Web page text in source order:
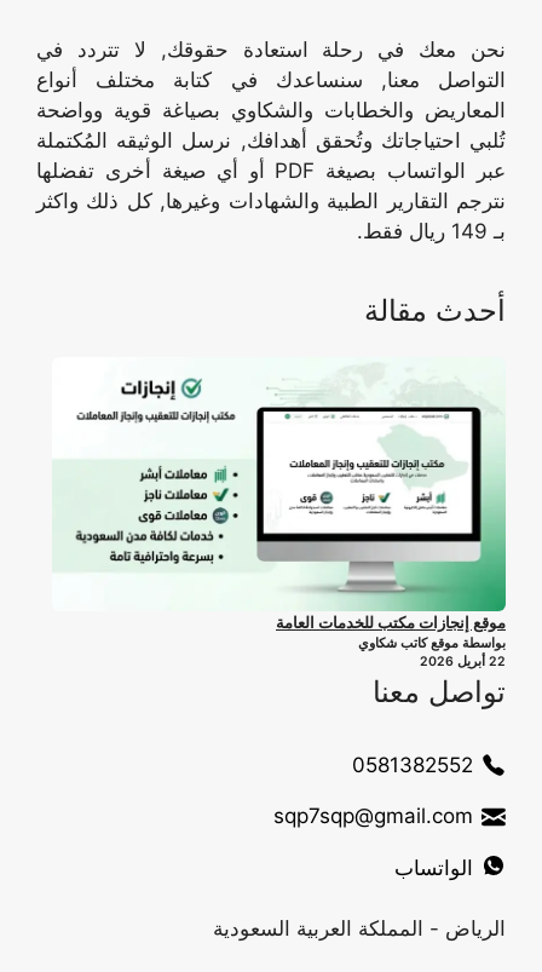
نحن معك في رحلة استعادة حقوقك, لا تتردد في
التواصل معنا, سنساعدك في كتابة مختلف أنواع
المعاريض والخطابات والشكاوي بصياغة قوية وواضحة
تُلبي احتياجاتك وتُحقق أهدافك, نرسل الوثيقه المُكتملة
عبر الواتساب بصيغة PDF أو أي صيغة أخرى تفضلها
نترجم التقارير الطبية والشهادات وغيرها, كل ذلك واكثر
بـ 149 ريال فقط.
أحدث مقالة
موقع إنجازات مكتب للخدمات العامة
بواسطة موقع كاتب شكاوي
22 أبريل 2026
تواصل معنا
0581382552
sqp7sqp@gmail.com
الواتساب
الرياض - المملكة العربية السعودية